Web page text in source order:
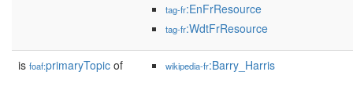
tag-fr:EnFrResource
tag-fr:WdtFrResource
is foaf:primaryTopic of wikipedia-fr:Barry_Harris